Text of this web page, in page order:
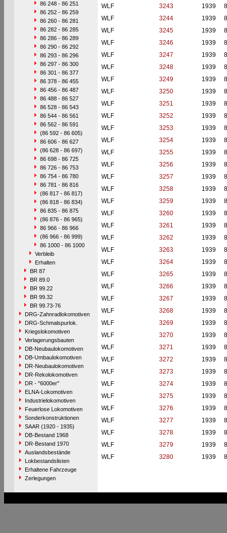
86 248 - 86 251
86 252 - 86 259
86 260 - 86 281
86 282 - 86 285
86 286 - 86 289
86 290 - 86 292
86 293 - 86 296
86 297 - 86 300
86 301 - 86 377
86 378 - 86 455
86 456 - 86 487
86 488 - 86 527
86 528 - 86 543
86 544 - 86 561
86 562 - 86 591
(86 592 - 86 605)
86 606 - 86 627
(86 628 - 86 697)
86 698 - 86 725
86 726 - 86 753
86 754 - 86 780
86 781 - 86 816
(86 817 - 86 817)
(86 818 - 86 834)
86 835 - 86 875
(86 876 - 86 965)
86 966 - 86 966
(86 966 - 86 999)
86 1000 - 86 1000
Verbleib
Erhalten
BR 87
BR 89.0
BR 99.22
BR 99.32
BR 99.73-76
DRG-Zahnradlokomotiven
DRG-Schmalspurlok.
Kriegslokomotiven
Verlagerungsbauten
DB-Neubaulokomotiven
DB-Umbaulokomotiven
DR-Neubaulokomotiven
DR-Rekolokomotiven
DR - "6000er"
ELNA-Lokomotiven
Industrielokomotiven
Feuerlose Lokomotiven
Sonderkonstruktionen
SAAR (1920 - 1935)
DB-Bestand 1968
DR-Bestand 1970
Auslandsbestände
Lokbestandslisten
Erhaltene Fahrzeuge
Zerlegungen
WLF
3243 1939
WLF
3244 1939
WLF
3245 1939
WLF
3246 1939
WLF
3247 1939
WLF
3248 1939
WLF
3249 1939
WLF
3250 1939
WLF
3251 1939
WLF
3252 1939
WLF
3253 1939
WLF
3254 1939
WLF
3255 1939
WLF
3256 1939
WLF
3257 1939
WLF
3258 1939
WLF
3259 1939
WLF
3260 1939
WLF
3261 1939
WLF
3262 1939
WLF
3263 1939
WLF
3264 1939
WLF
3265 1939
WLF
3266 1939
WLF
3267 1939
WLF
3268 1939
WLF
3269 1939
WLF
3270 1939
WLF
3271 1939
WLF
3272 1939
WLF
3273 1939
WLF
3274 1939
WLF
3275 1939
WLF
3276 1939
WLF
3277 1939
WLF
3278 1939
WLF
3279 1939
WLF
3280 1939